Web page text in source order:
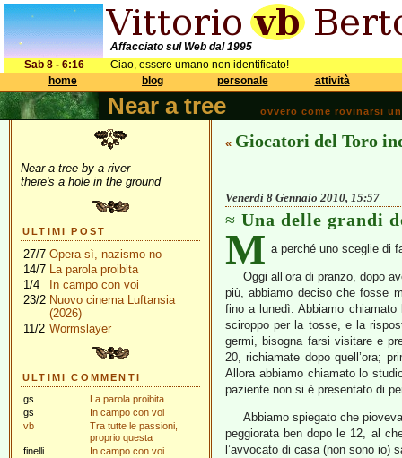
Affacciato sul Web dal 1995
Sab 8 - 6:16
Ciao, essere umano non identificato!
home
blog personale attività
Near a tree ovvero come rovinarsi
Near a tree by a river
there's a hole in the ground
ULTIMI POST
27/7 Opera sì, nazismo no
14/7 La parola proibita
1/4
In campo con voi
23/2 Nuovo cinema Luftansia
(2026)
11/2 Wormslayer
ULTIMI COMMENTI
gs
La parola proibita
gs
In campo con voi
vb
Tra tutte le passioni,
proprio questa
finelli
In campo con voi
« Giocatori del Toro
Venerdì 8 Gennaio 2010, 15:57
Una delle grandi
M a perché uno sceglie di
Oggi all’ora di pranzo, dopo
più, abbiamo deciso che fosse
fino a lunedì. Abbiamo
sciroppo per la tosse, e la
germi, bisogna farsi visitare e
20, richiamate dopo quell’ora;
Allora abbiamo chiamato lo
paziente non si è presentato di
Abbiamo spiegato che
peggiorata ben dopo le 12, al
l’avvocato di casa (non sono io)